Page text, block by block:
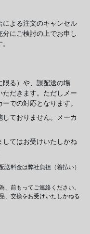
よる注文のキャンセル
にご検討の上でお申し
限る）や、誤配送の場
だきます。ただしメー
での対応となります。
ておりません。メーカ
てはお受けいたしかね
送料金は弊社負担（着払い）
、前もってご連絡ください。
、交換をお受けいたしかねる